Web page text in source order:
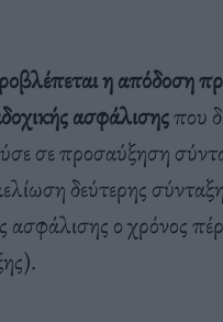
η απόδοση
ασφάλισηςπου
σε προσαύξηση
δεύτερης
ασφάλισης ο χρόνος